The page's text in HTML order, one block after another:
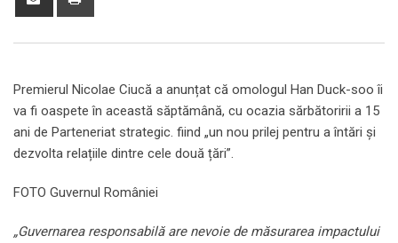
Premierul Nicolae Ciucă a anunțat că omologul Han Duck-soo îi
va fi oaspete în această săptămână, cu ocazia sărbătoririi a 15
ani de Parteneriat strategic. fiind „un nou prilej pentru a întări și
dezvolta relațiile dintre cele două țări”.
FOTO Guvernul României
„Guvernarea responsabilă are nevoie de măsurarea impactului